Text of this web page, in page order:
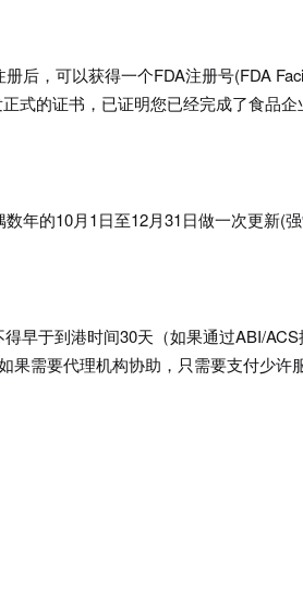
后，可以获得一个FDA注册号(FDA
式的证书，已证明您已经完成了食品企
年的10月1日至12月31日做一次更新(
早于到港时间30天（如果通过ABI/ACS
果需要代理机构协助，只需要支付少许